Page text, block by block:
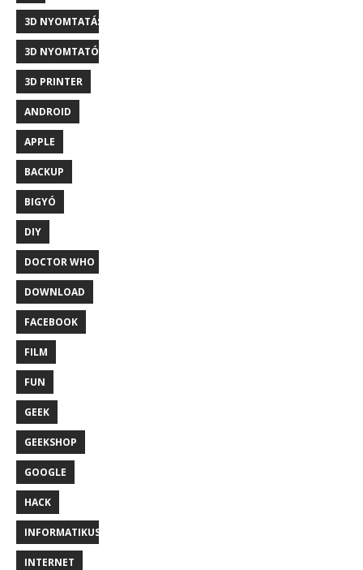
3D NYOMTATÁS
3D NYOMTATÓ
3D PRINTER
ANDROID
APPLE
BACKUP
BIGYÓ
DIY
DOCTOR WHO
DOWNLOAD
FACEBOOK
FILM
FUN
GEEK
GEEKSHOP
GOOGLE
HACK
INFORMATIKUS
INTERNET